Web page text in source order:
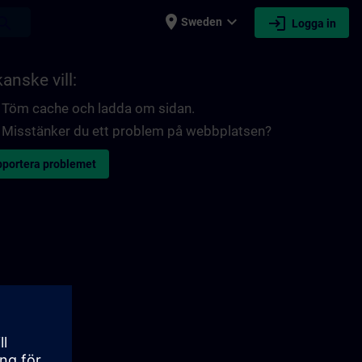
place Sweden expand_more login Logga in
vill:
Töm cache och ladda om sidan.
Misstänker du ett problem på webbplatsen?
problemet